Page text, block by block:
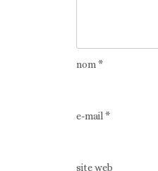
nom*
e-mail*
site web